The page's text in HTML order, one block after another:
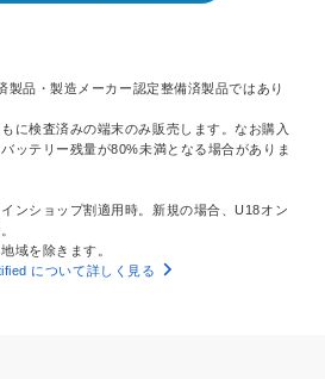
製品・製造メーカー認定整備済製品ではあり
に検査済みの端末のみ販売します。なお購入
ッテリー残量が80%未満となる場合がありま
ンショップ割適用時。新規の場合、U18オン
域を除きます。
について詳しく見る